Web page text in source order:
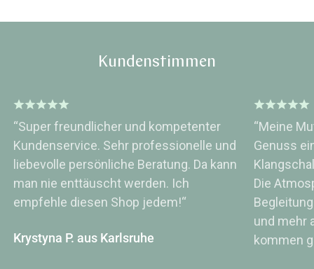
Kundenstimmen
“Super freundlicher und kompetenter
Kundenservice. Sehr professionelle und
liebevolle persönliche Beratung. Da kann
man nie enttäuscht werden. Ich
empfehle diesen Shop jedem!“
Krystyna P. aus Karlsruhe
“Meine
Genuss
Die
und mehr
kommen